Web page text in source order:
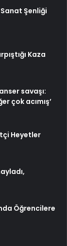
Sanat Şenliği
Kaza
savaşı:
çok acımış’
Heyetler
Öğrencilere